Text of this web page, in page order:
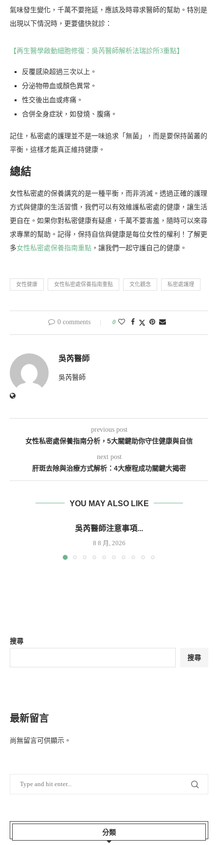
氣味發生變化，千萬不要拖延，應該及時尋求醫師的幫助。特別是
出現以下情況時，更要儘快就診：
【再生醫學啟動細胞修復：吳芮醫師解析法瑞診所3重點】
反覆感染超過三次以上。
分泌物帶血或顏色異常。
性交後出血或疼痛。
合併全身症狀，如發燒、腹痛。
記住，私密處的護理並不是一味追求「無菌」，而是要保持菌叢的
平衡，這樣才能真正維持健康。
總結
女性私密處的保養講究的是一種平衡，而非消滅。透過正確的護理
方式與健康的生活習慣，我們可以有效維護私密處的健康，讓生活
更自在。如果你對私密健康有疑慮，千萬不要害羞，隨時可以來尋
求專業的幫助。記得，保持自信與健康是每位女性的權利！了解更
多女性私密處保養指南重點 ，讓我們一起守護自己的健康。
女性健康 女性私密處保養指南重點 文化觀念 私密處護理
0 comments 0
吳芮醫師
吳芮醫師
previous post
女性私密處保養指南分析，5大關鍵助你守住健康與自信
next post
肝斑去除與治療方式解析：4大療程成功關鍵大揭密
YOU MAY ALSO LIKE
吳芮醫師注意事項...
8 8 月, 2026
搜尋
搜尋
最新留言
尚無留言可供顯示。
分類